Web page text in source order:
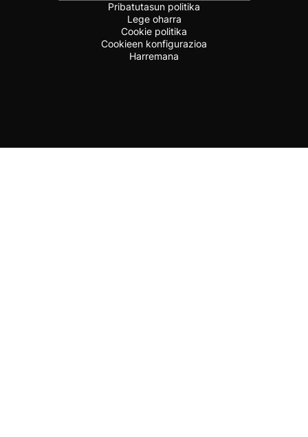
Pribatutasun politika
Lege oharra
Cookie politika
Cookieen konfigurazioa
Harremana